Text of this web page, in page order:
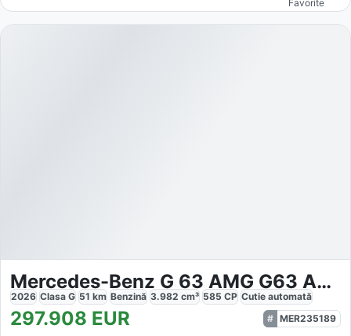
Favorite
Mercedes-Benz G 63 AMG G63 AMG
2026 Clasa G 51 km Benzină 3.982 cm³ 585 CP Cutie automată
297.908 EUR
MER235189